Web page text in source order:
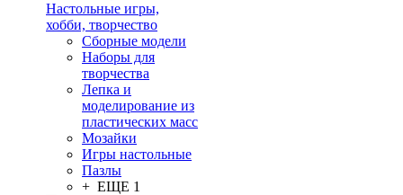
Настольные игры,
хобби, творчество
Сборные модели
Наборы для
творчества
Лепка и
моделирование из
пластических масс
Мозайки
Игры настольные
Пазлы
+ ЕЩЕ 1